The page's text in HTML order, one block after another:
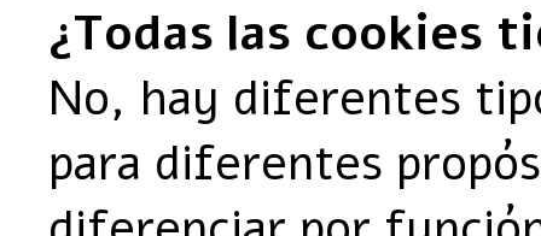
¿Todas las cookies
No, hay diferentes
para diferentes